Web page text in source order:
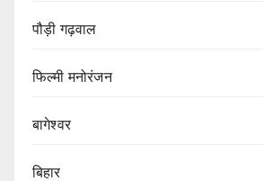
पौड़ी गढ़वाल
फिल्मी मनोरंजन
बागेश्वर
बिहार